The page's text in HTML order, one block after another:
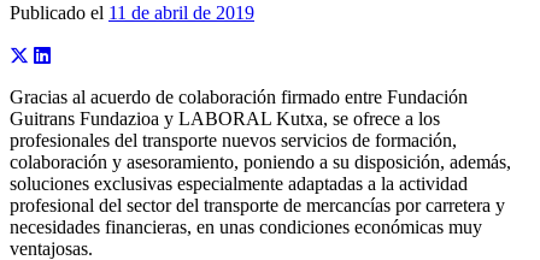
Publicado el 11 de abril de 2019
Gracias al acuerdo de colaboración firmado entre Fundación
Guitrans Fundazioa y LABORAL Kutxa, se ofrece a los
profesionales del transporte nuevos servicios de formación,
colaboración y asesoramiento, poniendo a su disposición, además,
soluciones exclusivas especialmente adaptadas a la actividad
profesional del sector del transporte de mercancías por carretera y
necesidades financieras, en unas condiciones económicas muy
ventajosas.